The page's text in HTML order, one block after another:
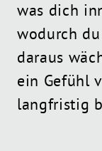
was dich
wodurch
daraus
ein Gefühl
langfristig